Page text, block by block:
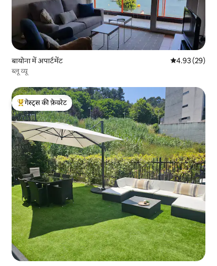
बायोना में अपार्टमेंट औसत रेटिंग 5 में
4.93 (29)
ब्लू व्यू
गेस्ट्स का टॉप फ़ेवरेट
गेस्ट्स की फ़ेवरेट